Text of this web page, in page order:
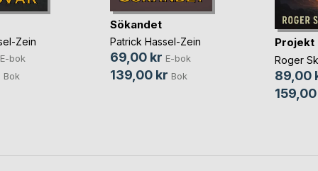
Zein
E-bok
Bok
Sökandet
Patrick Hassel-Zein
69,00 kr E-bok
139,00 kr Bok
Projekt
Roger
89,00